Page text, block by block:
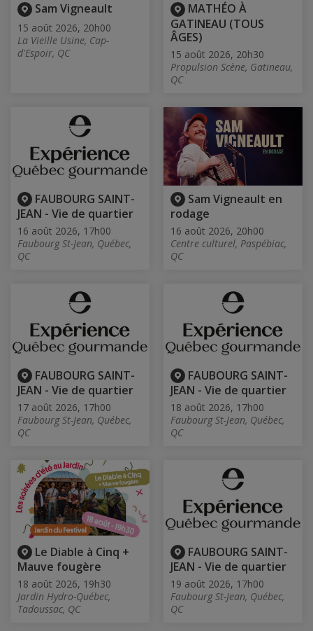
Sam Vigneault
15 août 2026, 20h00
La Vieille Usine, Cap-
d'Espoir, QC
MATHÉO À
GATINEAU (TOUS
ÂGES)
15 août 2026, 20h30
Propulsion Scène, Gatineau,
QC
FAUBOURG SAINT-
JEAN - Vie de quartier
16 août 2026, 17h00
Faubourg St-Jean, Québec,
QC
Sam Vigneault en
rodage
16 août 2026, 20h00
Centre culturel, Paspébiac,
QC
FAUBOURG SAINT-
JEAN - Vie de quartier
17 août 2026, 17h00
Faubourg St-Jean, Québec,
QC
FAUBOURG SAINT-
JEAN - Vie de quartier
18 août 2026, 17h00
Faubourg St-Jean, Québec,
QC
Le Diable à Cinq +
Mauve fougère
18 août 2026, 19h30
Jardin Hydro-Québec,
Tadoussac, QC
FAUBOURG SAINT-
JEAN - Vie de quartier
19 août 2026, 17h00
Faubourg St-Jean, Québec,
QC